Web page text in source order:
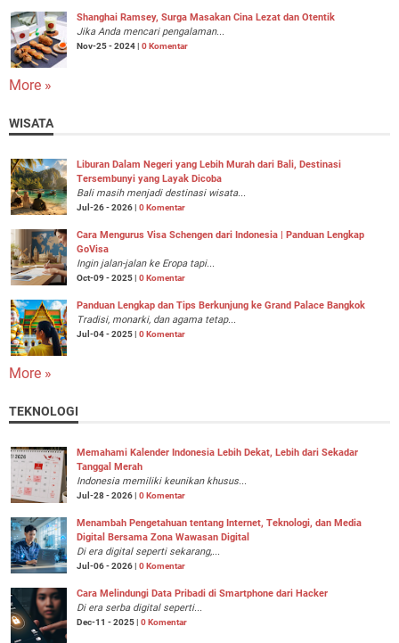
Shanghai Ramsey, Surga Masakan Cina Lezat dan Otentik
Jika Anda mencari pengalaman...
Nov-25 - 2024 | 0 Komentar
More »
WISATA
Liburan Dalam Negeri yang Lebih Murah dari Bali, Destinasi
Tersembunyi yang Layak Dicoba
Bali masih menjadi destinasi wisata...
Jul-26 - 2026 | 0 Komentar
Cara Mengurus Visa Schengen dari Indonesia | Panduan Lengkap
GoVisa
Ingin jalan-jalan ke Eropa tapi...
Oct-09 - 2025 | 0 Komentar
Panduan Lengkap dan Tips Berkunjung ke Grand Palace Bangkok
Tradisi, monarki, dan agama tetap...
Jul-04 - 2025 | 0 Komentar
More »
TEKNOLOGI
Memahami Kalender Indonesia Lebih Dekat, Lebih dari Sekadar
Tanggal Merah
Indonesia memiliki keunikan khusus...
Jul-28 - 2026 | 0 Komentar
Menambah Pengetahuan tentang Internet, Teknologi, dan Media
Digital Bersama Zona Wawasan Digital
Di era digital seperti sekarang,...
Jul-06 - 2026 | 0 Komentar
Cara Melindungi Data Pribadi di Smartphone dari Hacker
Di era serba digital seperti...
Dec-11 - 2025 | 0 Komentar